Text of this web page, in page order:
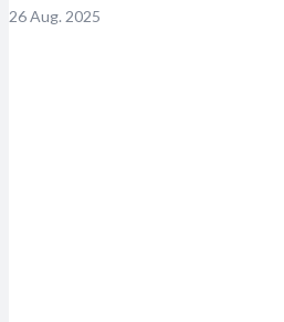
26 Aug. 2025